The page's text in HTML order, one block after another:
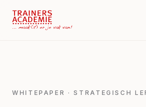
WHITEPAPER · STRATEGISCH